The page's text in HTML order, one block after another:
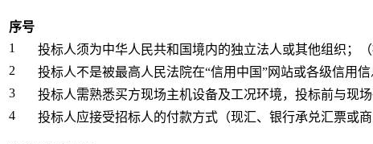
序号
1
投标人须为中华人民共和国境内的独立法人或其他组织；（
2
投标人不是被最高人民法院在“信用中国”网站或各级信用
3
投标人需熟悉买方现场主机设备及工况环境，投标前与现
4
投标人应接受招标人的付款方式（现汇、银行承兑汇票或